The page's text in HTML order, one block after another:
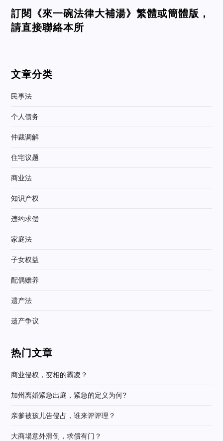
訂閱《來一碗法律大補湯》繁體或簡體版，
請直接聯絡本所
文章分类
民事法
个人债务
仲裁调解
住宅议题
商业法
知识产权
违约求偿
家庭法
子女权益
配偶赡养
遗产法
遗产争议
热门文章
商业侵权，变相的霸凌？
加州离婚紧急出庭，紧急的定义为何?
亲爹被孩儿告侵占，谁来评评理？
大商場意外滑倒，求償有门？